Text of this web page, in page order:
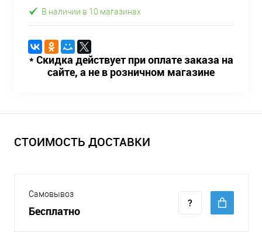
В наличии в 10 магазинах
* Скидка действует при оплате заказа на
сайте, а не в розничном магазине
СТОИМОСТЬ ДОСТАВКИ
Самовывоз
Бесплатно